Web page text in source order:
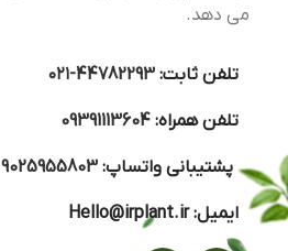
می دهد.
تلفن ثابت:44782293-۰۲۱
تلفن همراه:09391113604
پشتیبانی واتساپ:9025955803
ایمیل:Hello@irplant.ir